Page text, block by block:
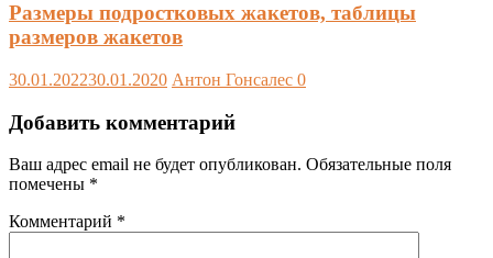
Размеры подростковых жакетов, таблицы
размеров жакетов
30.01.202230.01.2020 Антон Гонсалес 0
Добавить комментарий
Ваш адрес email не будет опубликован. Обязательные поля
помечены *
Комментарий *